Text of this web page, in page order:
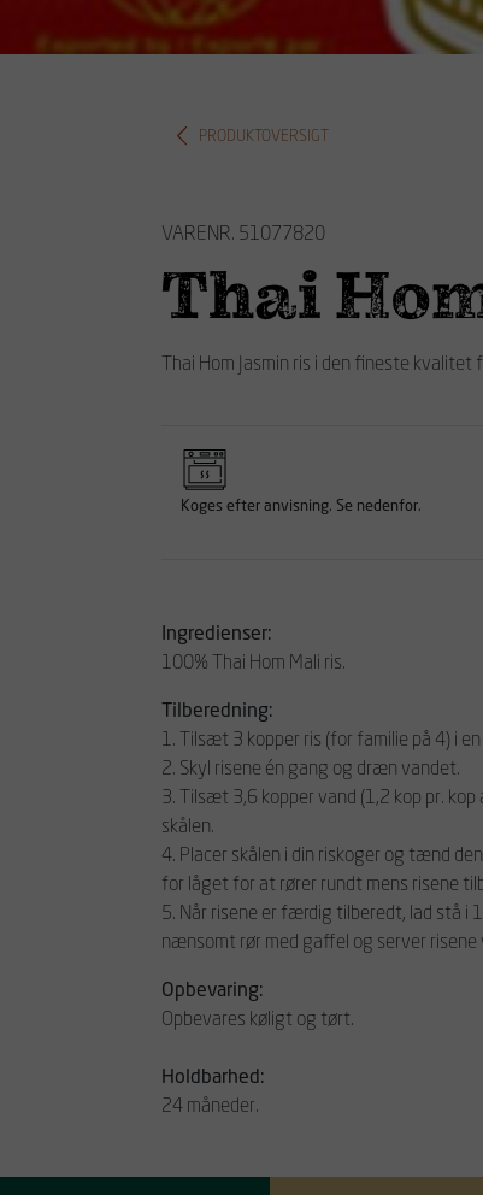
PRODUKTOVERSIGT
VARENR. 51077820
Thai
Thai Hom Jasmin ris i den fineste kvalitet
Koges efter anvisning. Se nedenfor.
Ingredienser:
100% Thai Hom Mali ris.
Tilberedning:
1. Tilsæt 3 kopper ris (for familie på 4) i en
2. Skyl risene én gang og dræn vandet.
3. Tilsæt 3,6 kopper vand (1,2 kop pr. kop
skålen.
4. Placer skålen i din riskoger og tænd
for låget for at rører rundt mens risene
5. Når risene er færdig tilberedt, lad stå i
nænsomt rør med gaffel og server risene
Opbevaring:
Opbevares køligt og tørt.
Holdbarhed:
24 måneder.